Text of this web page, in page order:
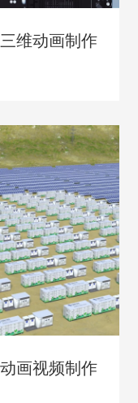
维动画制作
画视频制作